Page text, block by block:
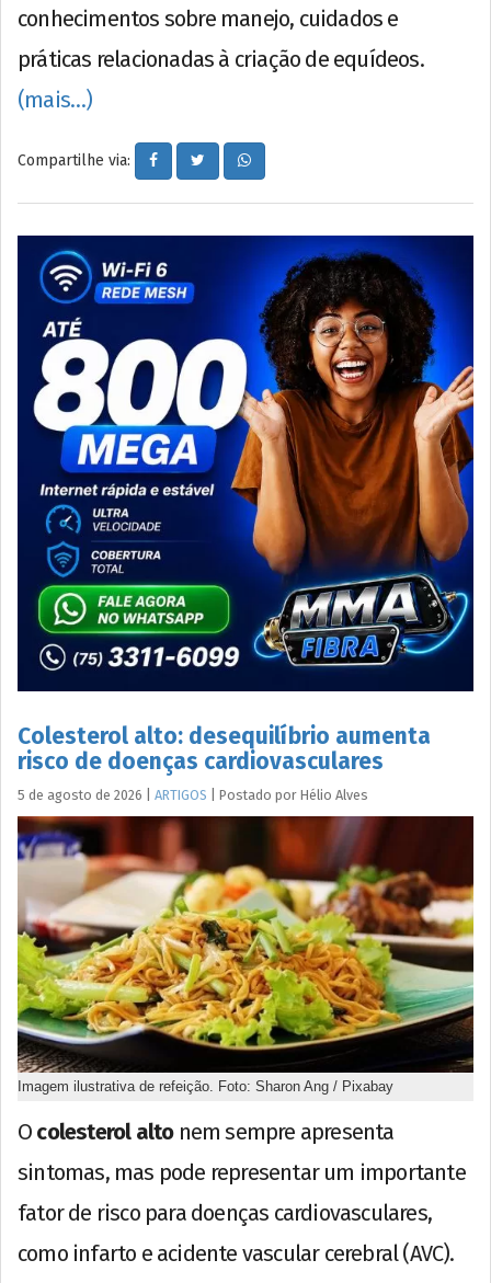
conhecimentos sobre manejo, cuidados e
práticas relacionadas à criação de equídeos.
(mais…)
Compartilhe via:
Colesterol alto: desequilíbrio aumenta
risco de doenças cardiovasculares
5 de agosto de 2026 ARTIGOS Postado por Hélio Alves
Imagem ilustrativa de refeição. Foto: Sharon Ang / Pixabay
O colesterol altonem sempre apresenta
sintomas, mas pode representar um importante
fator de risco para doenças cardiovasculares,
como infarto e acidente vascular cerebral (AVC).